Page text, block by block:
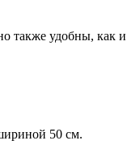
также удобны, как и
50 см.